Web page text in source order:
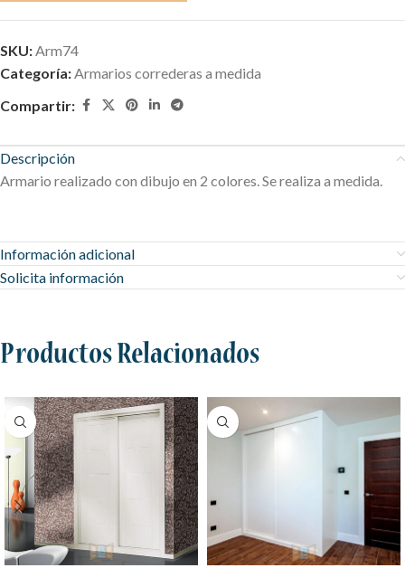
SKU:Arm74
Categoría:Armarios correderas a medida
Compartir:
Descripción
Armario realizado con dibujo en 2 colores. Se realiza a medida.
Información adicional
Solicita información
Productos Relacionados